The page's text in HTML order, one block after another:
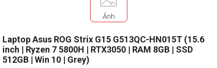
Ảnh
Laptop Asus ROG Strix G15 G513QC-HN015T (15.6
inch | Ryzen 7 5800H | RTX3050 | RAM 8GB | SSD
512GB | Win 10 | Grey)